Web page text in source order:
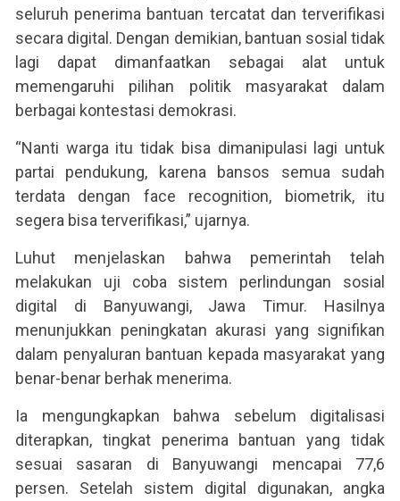
seluruh penerima bantuan tercatat dan terverifikasi
secara digital. Dengan demikian, bantuan sosial tidak
lagi dapat dimanfaatkan sebagai alat untuk
memengaruhi pilihan politik masyarakat dalam
berbagai kontestasi demokrasi.
“Nanti warga itu tidak bisa dimanipulasi lagi untuk
partai pendukung, karena bansos semua sudah
terdata dengan face recognition, biometrik, itu
segera bisa terverifikasi,” ujarnya.
Luhut menjelaskan bahwa pemerintah telah
melakukan uji coba sistem perlindungan sosial
digital di Banyuwangi, Jawa Timur. Hasilnya
menunjukkan peningkatan akurasi yang signifikan
dalam penyaluran bantuan kepada masyarakat yang
benar-benar berhak menerima.
Ia mengungkapkan bahwa sebelum digitalisasi
diterapkan, tingkat penerima bantuan yang tidak
sesuai sasaran di Banyuwangi mencapai 77,6
persen. Setelah sistem digital digunakan, angka